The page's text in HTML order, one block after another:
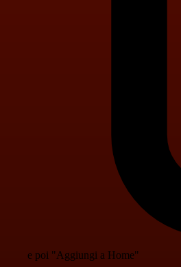
e poi "Aggiungi a Home"